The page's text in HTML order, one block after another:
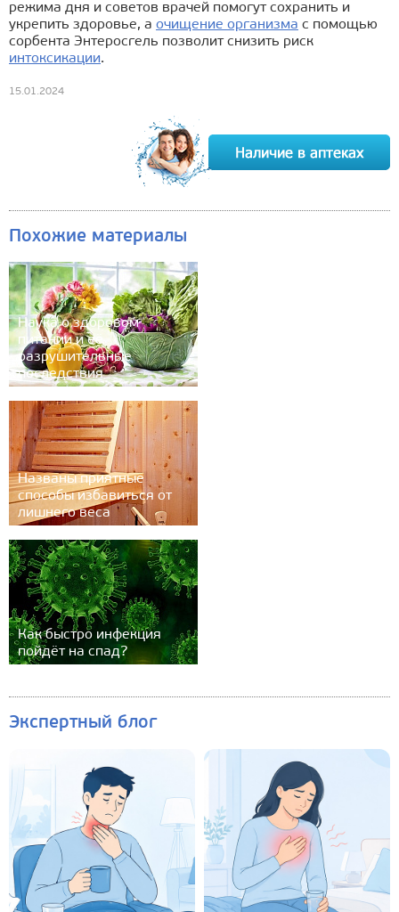
режима дня и советов врачей помогут сохранить и
укрепить здоровье, а очищение организма с помощью
сорбента Энтеросгель позволит снизить риск
интоксикации.
15.01.2024
Похожие материалы
Наука о здоровом
питании и её
разрушительные
последствия
Названы приятные
способы избавиться от
лишнего веса
Как быстро инфекция
пойдёт на спад?
Экспертный блог